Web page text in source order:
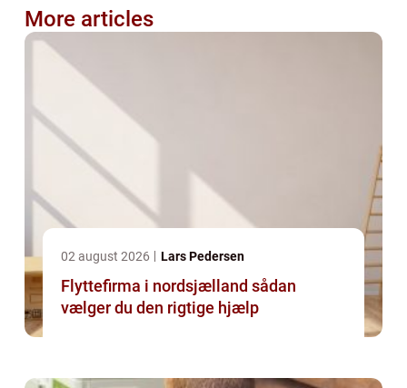
More articles
02 august 2026 Lars Pedersen
Flyttefirma i nordsjælland sådan
vælger du den rigtige hjælp